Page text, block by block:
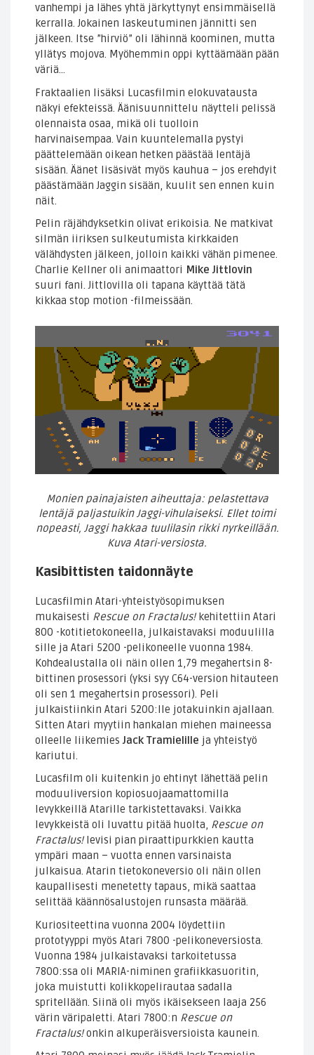
vanhempi ja lähes yhtä järkyttynyt ensimmäisellä
kerralla. Jokainen laskeutuminen jännitti sen
jälkeen. Itse ”hirviö” oli lähinnä koominen, mutta
yllätys mojova. Myöhemmin oppi kyttäämään pään
väriä…
Fraktaalien lisäksi Lucasfilmin elokuvatausta
näkyi efekteissä. Äänisuunnittelu näytteli pelissä
olennaista osaa, mikä oli tuolloin
harvinaisempaa. Vain kuuntelemalla pystyi
päättelemään oikean hetken päästää lentäjä
sisään. Äänet lisäsivät myös kauhua – jos erehdyit
päästämään Jaggin sisään, kuulit sen ennen kuin
näit.
Pelin räjähdyksetkin olivat erikoisia. Ne matkivat
silmän iiriksen sulkeutumista kirkkaiden
välähdysten jälkeen, jolloin kaikki vähän pimenee.
Charlie Kellner oli animaattori Mike Jittlovin
suuri fani. Jittlovilla oli tapana käyttää tätä
kikkaa stop motion -filmeissään.
Monien painajaisten aiheuttaja: pelastettava
lentäjä paljastuikin Jaggi-vihulaiseksi. Ellet toimi
nopeasti, Jaggi hakkaa tuulilasin rikki nyrkeillään.
Kuva Atari-versiosta.
Kasibittisten taidonnäyte
Lucasfilmin Atari-yhteistyösopimuksen
mukaisesti Rescue on Fractalus!kehitettiin Atari
800 -kotitietokoneella, julkaistavaksi moduulilla
sille ja Atari 5200 -pelikoneelle vuonna 1984.
Kohdealustalla oli näin ollen 1,79 megahertsin 8-
bittinen prosessori (yksi syy C64-version hitauteen
oli sen 1 megahertsin prosessori). Peli
julkaistiinkin Atari 5200:lle jotakuinkin ajallaan.
Sitten Atari myytiin hankalan miehen maineessa
olleelle liikemies Jack Tramielille ja yhteistyö
kariutui.
Lucasfilm oli kuitenkin jo ehtinyt lähettää pelin
moduuliversion kopiosuojaamattomilla
levykkeillä Atarille tarkistettavaksi. Vaikka
levykkeistä oli luvattu pitää huolta, Rescue on
Fractalus!levisi pian piraattipurkkien kautta
ympäri maan – vuotta ennen varsinaista
julkaisua. Atarin tietokoneversio oli näin ollen
kaupallisesti menetetty tapaus, mikä saattaa
selittää käännösalustojen runsasta määrää.
Kuriositeettina vuonna 2004 löydettiin
prototyyppi myös Atari 7800 -pelikoneversiosta.
Vuonna 1984 julkaistavaksi tarkoitetussa
7800:ssa oli MARIA-niminen grafiikkasuoritin,
joka muistutti kolikkopelirautaa sadalla
spritellään. Siinä oli myös ikäisekseen laaja 256
värin väripaletti. Atari 7800:n Rescue on
Fractalus!onkin alkuperäisversioista kaunein.